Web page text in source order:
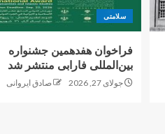
سلامتی
فراخوان هفدهمین جشنواره
بین‌المللی فارابی منتشر شد
جولای 27, 2026 صادق ایروانی